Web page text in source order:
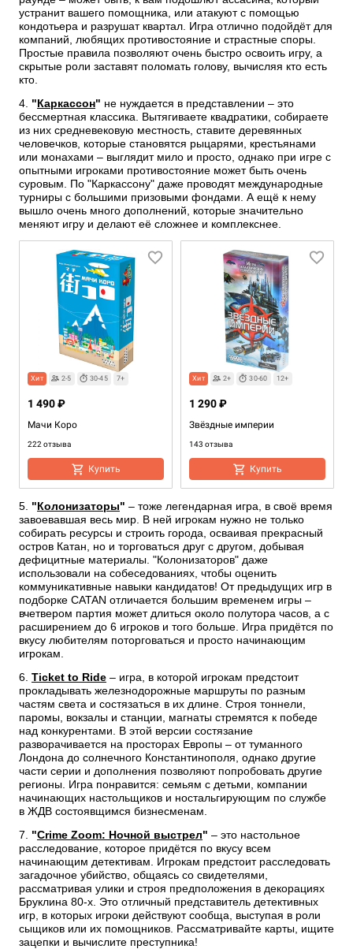
устранит вашего помощника, или атакуют с помощью
кондотьера и разрушат квартал. Игра отлично подойдёт для
компаний, любящих противостояние и страстные споры.
Простые правила позволяют очень быстро освоить игру, а
скрытые роли заставят поломать голову, вычисляя кто есть
кто.
4. "Каркассон" не нуждается в представлении – это
бессмертная классика. Вытягиваете квадратики, собираете
из них средневековую местность, ставите деревянных
человечков, которые становятся рыцарями, крестьянами
или монахами – выглядит мило и просто, однако при игре с
опытными игроками противостояние может быть очень
суровым. По "Каркассону" даже проводят международные
турниры с большими призовыми фондами. А ещё к нему
вышло очень много дополнений, которые значительно
меняют игру и делают её сложнее и комплекснее.
Хит 2-5 30-45 7+
Мачи Коро
222 отзыва
1 490 ₽
Купить
Хит 2+ 30-60 12+
Звёздные империи
143 отзыва
1 290 ₽
Купить
Хит 2-7 30-60 10+
Цитадели Классика
82 отзыва
1 490 ₽
Купить
Хит 2-5 35+ 7+
Каркассон
616 отзывов
Уведомить о наличии
5. "Колонизаторы" – тоже легендарная игра, в своё время
завоевавшая весь мир. В ней игрокам нужно не только
собирать ресурсы и строить города, осваивая прекрасный
остров Катан, но и торговаться друг с другом, добывая
дефицитные материалы. "Колонизаторов" даже
использовали на собеседованиях, чтобы оценить
коммуникативные навыки кандидатов! От предыдущих игр в
подборке CATAN отличается большим временем игры –
вчетвером партия может длиться около полутора часов, а с
расширением до 6 игроков и того больше. Игра придётся по
вкусу любителям поторговаться и просто начинающим
игрокам.
6. Ticket to Ride – игра, в которой игрокам предстоит
прокладывать железнодорожные маршруты по разным
частям света и состязаться в их длине. Строя тоннели,
паромы, вокзалы и станции, магнаты стремятся к победе
над конкурентами. В этой версии состязание
разворачивается на просторах Европы – от туманного
Лондона до солнечного Константинополя, однако другие
части серии и дополнения позволяют попробовать другие
регионы. Игра понравится: семьям с детьми, компании
начинающих настольщиков и ностальгирующим по службе
в ЖДВ состоявщимся бизнесменам.
7. "Crime Zoom: Ночной выстрел" – это настольное
расследование, которое придётся по вкусу всем
начинающим детективам. Игрокам предстоит расследовать
загадочное убийство, общаясь со свидетелями,
рассматривая улики и строя предположения в декорациях
Бруклина 80-х. Это отличный представитель детективных
игр, в которых игроки действуют сообща, выступая в роли
сыщиков или их помощников. Рассматривайте карты, ищите
зацепки и вычислите преступника!